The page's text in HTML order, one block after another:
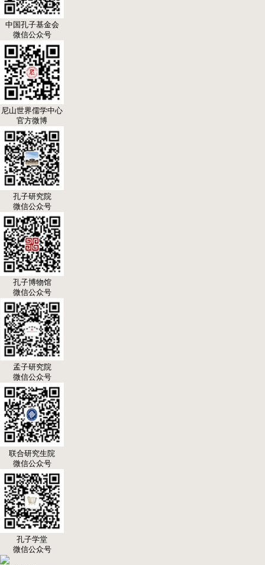
中国孔子基金会
微信公众号
尼山世界儒学中心
官方微博
孔子研究院
微信公众号
孔子博物馆
微信公众号
孟子研究院
微信公众号
联合研究生院
微信公众号
孔子学堂
微信公众号